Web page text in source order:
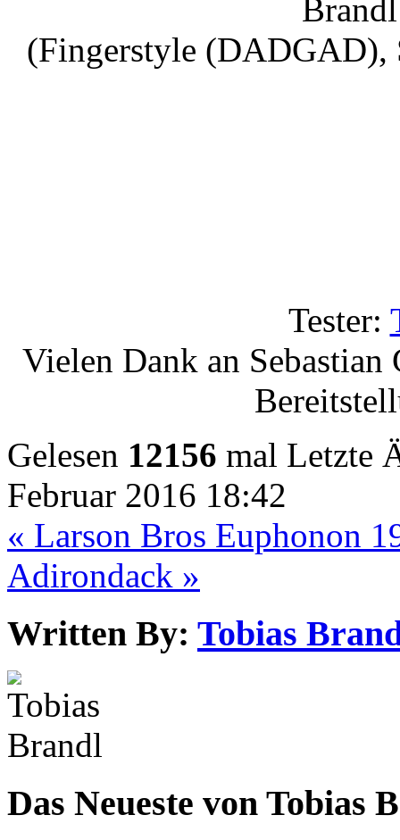
(Fingerstyle (DADGAD),
Tester:
Vielen Dank an
Gelesen 12156 mal Letzte
Februar 2016 18:42
« Larson Bros Euphonon
Adirondack »
Written By: Tobias
Das Neueste von Tobias